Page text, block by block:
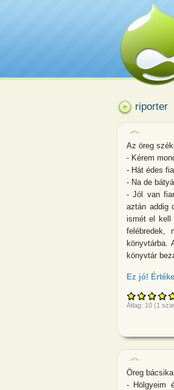
riporter
Az öreg
- Kérem
- Hát édes
- Na de
- Jól van
aztán addig
ismét el kell
felébredek,
könyvtárba.
könyvtár
Ez jó!
Átlag: 10 (1
Öreg
- Hölgyeim